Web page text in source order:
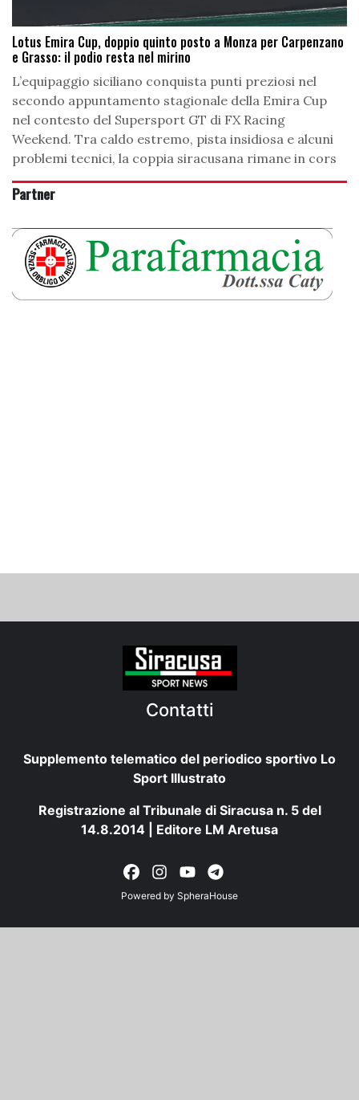
Lotus Emira Cup, doppio quinto posto a Monza per Carpenzano
e Grasso: il podio resta nel mirino
L’equipaggio siciliano conquista punti preziosi nel
secondo appuntamento stagionale della Emira Cup
nel contesto del Supersport GT di FX Racing
Weekend. Tra caldo estremo, pista insidiosa e alcuni
problemi tecnici, la coppia siracusana rimane in cors
Partner
Contatti
Supplemento telematico del periodico sportivo Lo
Sport Illustrato
Registrazione al Tribunale di Siracusa n. 5 del
14.8.2014 | Editore LM Aretusa
Powered by SpheraHouse